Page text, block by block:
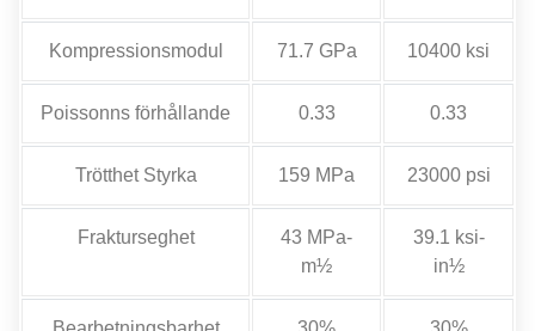
Kompressionsmodul 71.7 GPa 10400 ksi
Poissonns förhållande 0.33 0.33
Trötthet Styrka 159 MPa 23000 psi
Frakturseghet
43 MPa-
m½
39.1 ksi-
in½